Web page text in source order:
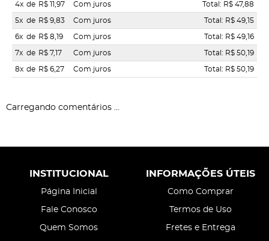
4x de R$ 11,97 Com juros Total: R$ 47,88
5x de R$ 9,83 Com juros Total: R$ 49,15
6x de R$ 8,19 Com juros Total: R$ 49,16
7x de R$ 7,17 Com juros Total: R$ 50,19
8x de R$ 6,27 Com juros Total: R$ 50,19
Carregando comentários ...
INSTITUCIONAL
Página Inicial
Fale Conosco
Quem Somos
INFORMAÇÕES ÚTEIS
Como Comprar
Termos de Uso
Fretes e Entrega